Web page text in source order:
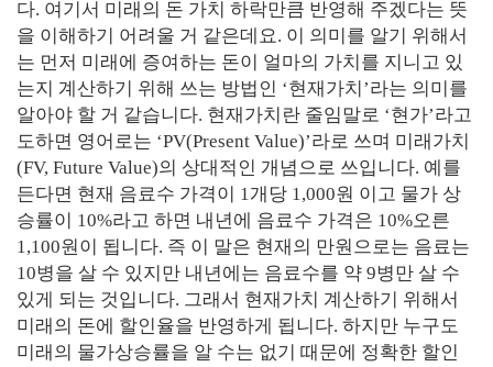
다. 여기서 미래의 돈 가치 하락만큼 반영해 주겠다는 뜻
을 이해하기 어려울 거 같은데요. 이 의미를 알기 위해서
는 먼저 미래에 증여하는 돈이 얼마의 가치를 지니고 있
는지 계산하기 위해 쓰는 방법인 ‘현재가치 ’라는 의미를
알아야 할 거 같습니다. 현재가치란 줄임말로 ‘현가’라고
도하면 영어로는 ‘PV(Present Value)’라로 쓰며 미래가치
(FV, Future Value)의 상대적인 개념으로 쓰입니다. 예를
든다면 현재 음료수 가격이 1개당 1,000원 이고 물가 상
승률이 10%라고 하면 내년에 음료수 가격은 10%오른
1,100원이 됩니다. 즉 이 말은 현재의 만원으로는 음료는
10병을 살 수 있지만 내년에는 음료수를 약 9병만 살 수
있게 되는 것입니다. 그래서 현재가치 계산하기 위해서
미래의 돈에 할인율을 반영하게 됩니다. 하지만 누구도
미래의 물가상승률을 알 수는 없기 때문에 정확한 할인